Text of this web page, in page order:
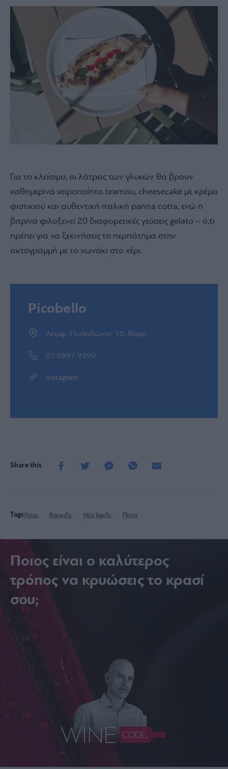
Για το κλείσιμο, οι λάτρεις των γλυκών θα βρουν
καθημερινά χειροποίητο tiramisu, cheesecake με κρέμα
φιστικιού και αυθεντική ιταλική panna cotta, ενώ η
βιτρίνα φιλοξενεί 20 διαφορετικές γεύσεις gelato – ό,τι
πρέπει για να ξεκινήσεις το περπάτημα στην
ακτογραμμή με το χωνάκι στο χέρι.
Picobello
Λεωφ. Ποσειδώνος 10, Βάρη
21 0897 9590
Instagram
Share this
Tags Pizza Βάρκιζα Νέα Άφιξη Πίτσα
Ποιος είναι ο καλύτερος
τρόπος να κρυώσεις το κρασί
σου;